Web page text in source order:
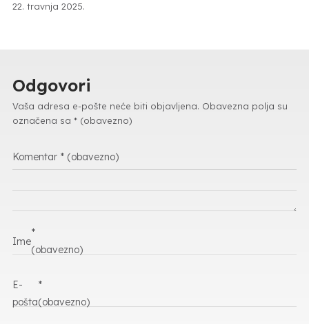
22. travnja 2025.
Odgovori
Vaša adresa e-pošte neće biti objavljena. Obavezna polja su
označena sa * (obavezno)
Komentar * (obavezno)
Ime
*
(obavezno)
E-
pošta
*
(obavezno)